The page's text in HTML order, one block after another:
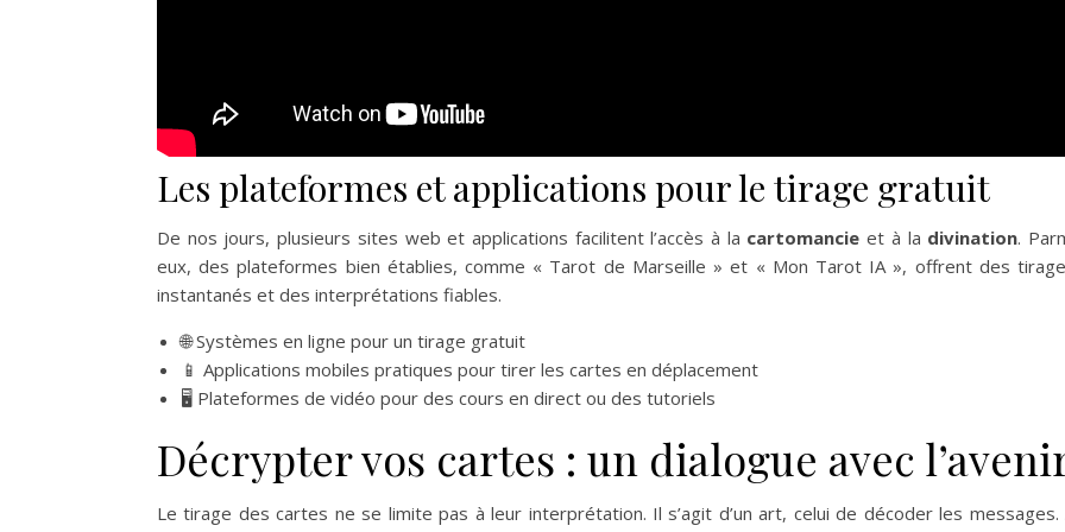
Les plateformes et applications pour le tirage gratuit
De nos jours, plusieurs sites web et applications facilitent l’accès à la cartomancie et à la divination.
eux, des plateformes bien établies, comme « Tarot de Marseille » et « Mon Tarot IA », offrent des
instantanés et des interprétations fiables.
🌐 Systèmes en ligne pour un tirage gratuit
📱 Applications mobiles pratiques pour tirer les cartes en déplacement
🖥 Plateformes de vidéo pour des cours en direct ou des tutoriels
Décrypter vos cartes : un dialogue avec
Le tirage des cartes ne se limite pas à leur interprétation. Il s’agit d’un art, celui de décoder les messages.